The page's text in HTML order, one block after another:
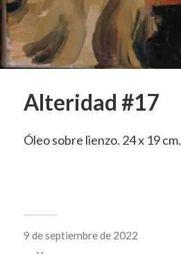
Alteridad #17
Óleo sobre lienzo. 24 x 19 cm.
9 de septiembre de 2022